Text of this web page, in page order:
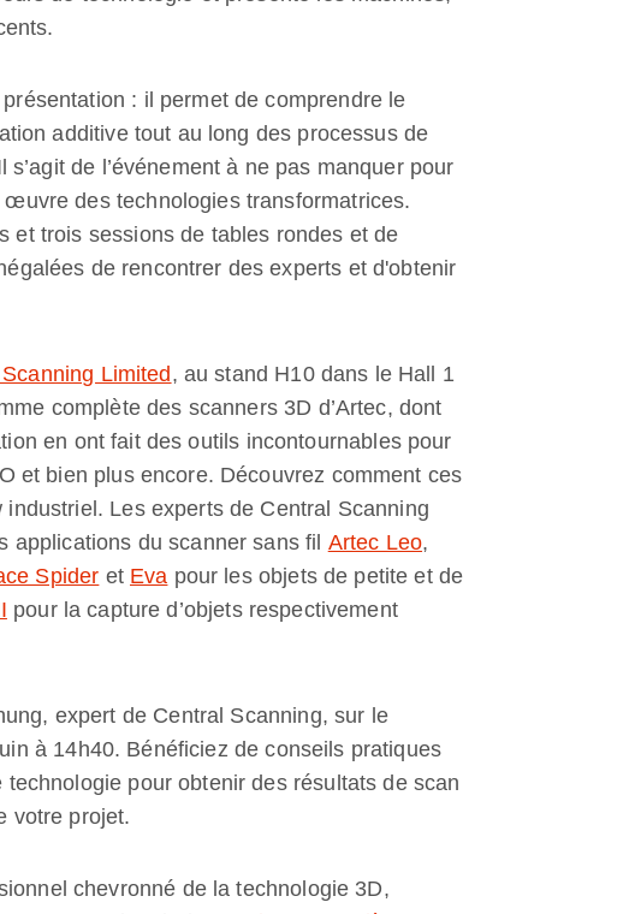
: il permet de comprendre le
additive tout au long des processus de
de l’événement à ne pas manquer pour
des technologies transformatrices.
et trois sessions de tables rondes et de
de rencontrer des experts et d'obtenir
Limited, au stand H10 dans le Hall 1
complète des scanners 3D d’Artec, dont
en ont fait des outils incontournables pour
et bien plus encore. Découvrez comment ces
Les experts de Central Scanning
applications du scanner sans fil Artec Leo,
Spider et Eva pour les objets de petite et de
pour la capture d’objets respectivement
expert de Central Scanning, sur le
à 14h40. Bénéficiez de conseils pratiques
pour obtenir des résultats de scan
votre projet.
chevronné de la technologie 3D,